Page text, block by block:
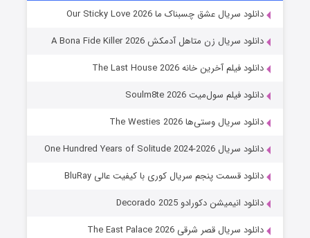
شوهر
عملیات آپارتمان
قسمت۲ (زیرنویس) منتشر شد
دانلود سریال عشق چسبناک ما Our Sticky Love 2026
دانلود سریال زن متاهل آدمکش A Bona Fide Killer 2026
دانلود فیلم آخرین خانه The Last House 2026
دانلود فیلم سول‌میت Soulm8te 2026
دانلود سریال وستی‌ها The Westies 2026
دانلود سریال One Hundred Years of Solitude 2024-2026
دانلود قسمت پنجم سریال کوری با کیفیت عالی BluRay
دانلود انیمیشن دکورادو Decorado 2025
دانلود سریال قصر شرقی The East Palace 2026